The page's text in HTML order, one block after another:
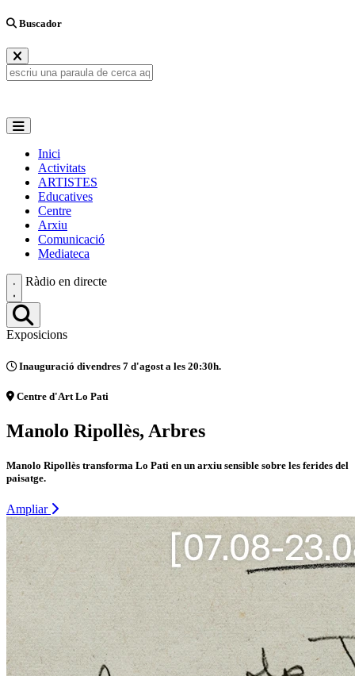
Buscador
Inici
Activitats
ARTISTES
Educatives
Centre
Arxiu
Comunicació
Mediateca
Ràdio en directe
Exposicions
Inauguració divendres 7 d'agost a les 20:30h.
Centre d'Art Lo Pati
Manolo Ripollès, Arbres
Manolo Ripollès transforma Lo Pati en un arxiu sensible sobre les ferides del
paisatge.
Ampliar